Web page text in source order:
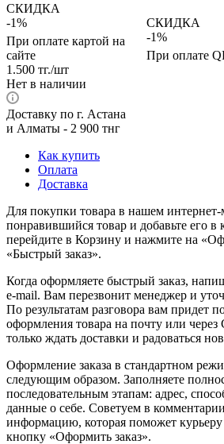
СКИДКА
-1%
При оплате картой на
сайте
СКИДКА
-1%
При оплате
1.500 тг./шт
Нет в наличии
Доставку по г. Астана
и Алматы - 2 900 тнг
Как купить
Оплата
Доставка
Для покупки товара в нашем интернет-
понравившийся товар и добавьте его в
перейдите в Корзину и нажмите на
«Быстрый заказ».
Когда оформляете быстрый заказ,
e-mail. Вам перезвонит менеджер и
По результатам разговора вам придет
оформления товара на почту или
только ждать доставки и радоваться
Оформление заказа в стандартном
следующим образом. Заполняете
последовательным этапам: адрес,
данные о себе. Советуем в
информацию, которая поможет
кнопку «Оформить заказ».